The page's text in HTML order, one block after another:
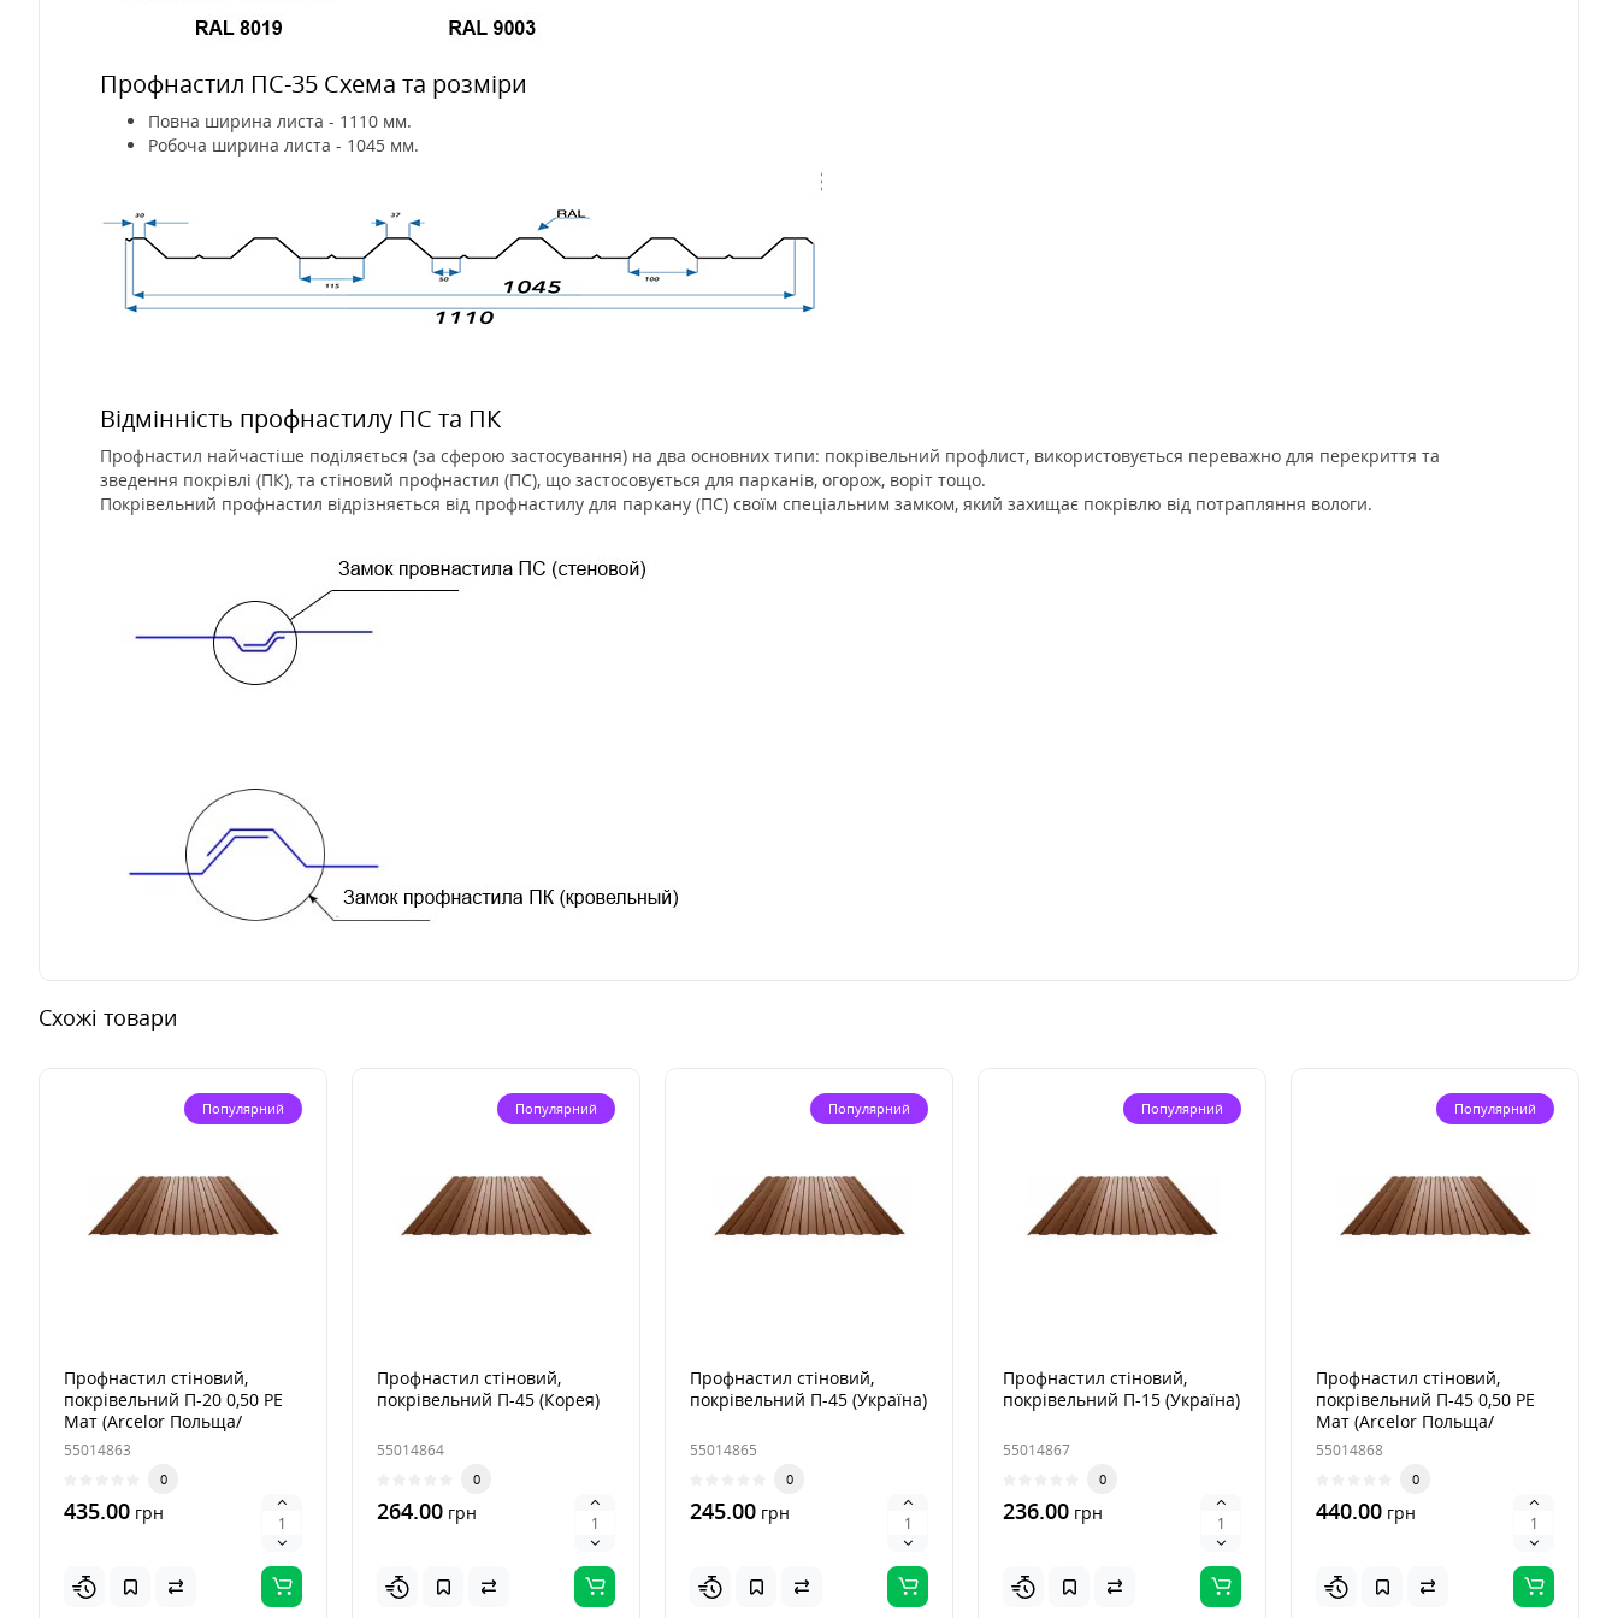
Профнастил ПС-35 Схема та розміри
Повна ширина листа - 1110 мм.
Робоча ширина листа - 1045 мм.
Відмінність профнастилу ПС та ПК
Профнастил найчастіше поділяється (за сферою застосування) на два основних типи: покрівельний профлист, використовується переважно для перекриття та
зведення покрівлі (ПК), та стіновий профнастил (ПС), що застосовується для парканів, огорож, воріт тощо.
Покрівельний профнастил відрізняється від профнастилу для паркану (ПС) своїм спеціальним замком, який захищає покрівлю від потрапляння вологи.
Схожі товари
Популярний
Профнастил стіновий,
покрівельний П-20 0,50 PE
Мат (Arсelor Польща/
Німеччина)
55014863
0
435.00 грн
Популярний
Профнастил стіновий,
покрівельний П-45 (Корея)
55014864
0
264.00 грн
Популярний
Профнастил стіновий,
покрівельний П-45 (Україна)
55014865
0
245.00 грн
Популярний
Профнастил стіновий,
покрівельний П-15 (Україна)
55014867
0
236.00 грн
Популярний
Профнастил стіновий,
покрівельний П-45 0,50 PE
Мат (Arсelor Польща/
Німеччина) Zn225
55014868
0
440.00 грн